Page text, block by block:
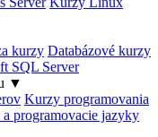
kurzy Databázové kurzy
SQL Server
▼
Kurzy programovania
programovacie jazyky